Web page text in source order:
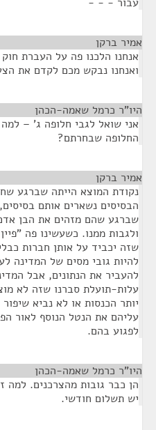
אמיר ברקן
אנחנו הלכנו פה על העברת
ואנחנו נבקש מכם לקדם את
היו"ר כרמל שאמה-הכהן
אני שואל לגבי חלופה ג' –
החלופה שבחרתם?
אמיר ברקן
נקודת המוצא הייתה שברגע
הבסיסים נשארים אותם
שברגע שהם מזהים את הבן
ולגבות ממנו. כשעשינו פה
שזה יכביד על אותן חברות
להיות גובי מסים של המדינה
להעביר את הנתונים, אבל
עלות-תועלת סברנו שזה לא
יותר הכנסות או לא נביא
עליהם את הנטל הנוסף לאור
לפגוע בהם.
היו"ר כרמל שאמה-הכהן
הן כבר גובות מהצרכנים. למה
יש תשלום חודשי.